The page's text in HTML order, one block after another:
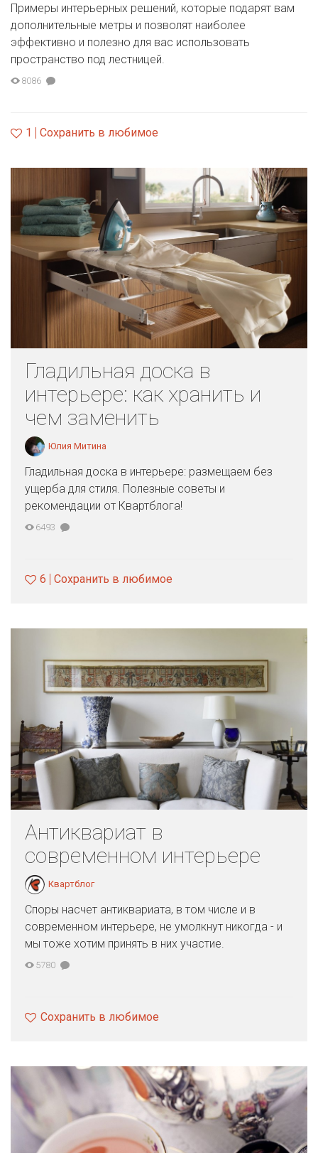
Примеры интерьерных решений, которые подарят вам
дополнительные метры и позволят наиболее
эффективно и полезно для вас использовать
пространство под лестницей.
8086
1 Сохранить в любимое
Гладильная доска в
интерьере: как хранить и
чем заменить
Юлия Митина
Гладильная доска в интерьере: размещаем без
ущерба для стиля. Полезные советы и
рекомендации от Квартблога!
6493
6 Сохранить в любимое
Антиквариат в
современном интерьере
Квартблог
Споры насчет антиквариата, в том числе и в
современном интерьере, не умолкнут никогда - и
мы тоже хотим принять в них участие.
5780
Сохранить в любимое